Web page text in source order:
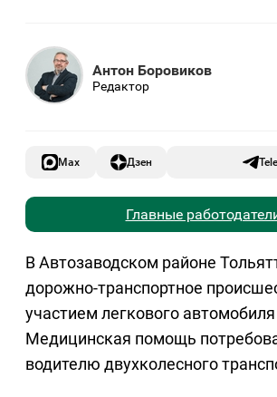
Антон Боровиков
Редактор
Max Дзен
Главные
В Автозаводском районе
дорожно-транспортное
участием легкового
Медицинская помощь
водителю двухколесного